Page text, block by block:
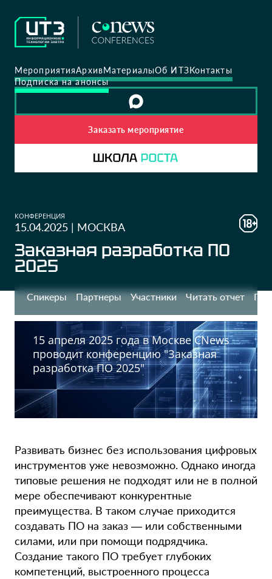
МероприятияАрхивМатериалыОб ИТЗКонтакты
Подписка на анонсы
Заказать мероприятие
КОНФЕРЕНЦИЯ
15.04.2025 | МОСКВА
Заказная разработка ПО
2025
Спикеры Партнеры Участники Читать отчет
15 апреля 2025 года в Москве CNews
проводит конференцию "Заказная
разработка ПО 2025"
Развивать бизнес без использования цифровых
инструментов уже невозможно. Однако иногда
типовые решения не подходят или не в полной
мере обеспечивают конкурентные
преимущества. В таком случае приходится
создавать ПО на заказ — или собственными
силами, или при помощи подрядчика.
Создание такого ПО требует глубоких
компетенций, выстроенного процесса